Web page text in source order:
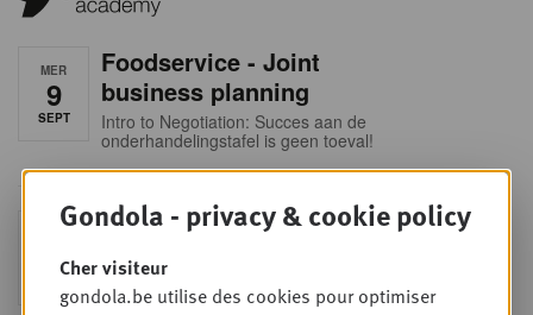
MER
9
SEPT
Foodservice - Joint
business planning
Intro to Negotiation: Succes aan de
onderhandelingstafel is geen toeval!
15
Into Retail - Sold out
Ne manquez pas cette occasion
unique de comprendre en profondeur
le paysage du retail belge. Dans cette
Gondola - privacy & cookie policy
Cher visiteur
gondola.be utilise des cookies pour optimiser